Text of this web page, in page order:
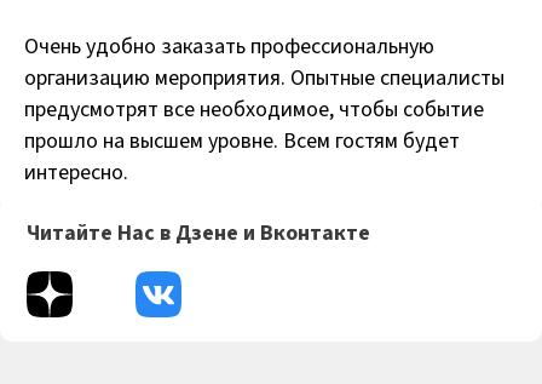
Очень удобно заказать профессиональную
организацию мероприятия. Опытные специалисты
предусмотрят все необходимое, чтобы событие
прошло на высшем уровне. Всем гостям будет
интересно.
Читайте Нас в Дзене и Вконтакте